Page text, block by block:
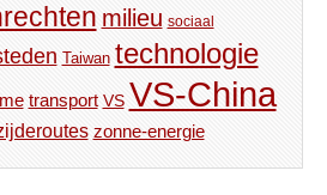
milieu sociaal
Taiwan technologie
transport VS VS-China
zonne-energie